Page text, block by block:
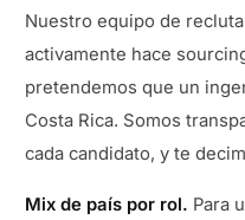
Nuestro equipo de
activamente hace
pretendemos que un
Costa Rica. Somos
cada candidato, y te
Mix de país por rol. Para